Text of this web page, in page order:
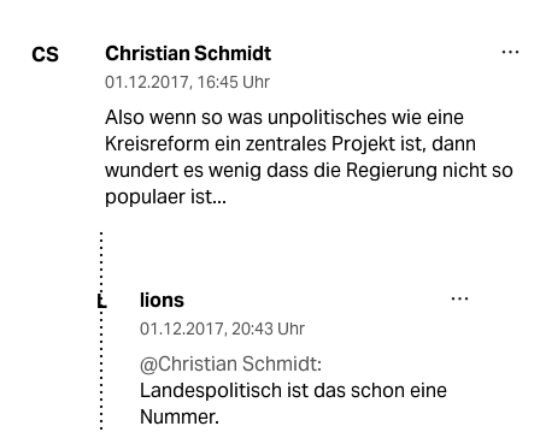
CS Christian Schmidt
01.12.2017, 16:45 Uhr
Also wenn so was unpolitisches wie eine
Kreisreform ein zentrales Projekt ist, dann
wundert es wenig dass die Regierung nicht so
populaer ist...
L lions
01.12.2017, 20:43 Uhr
@Christian Schmidt:
Landespolitisch ist das schon eine
Nummer.